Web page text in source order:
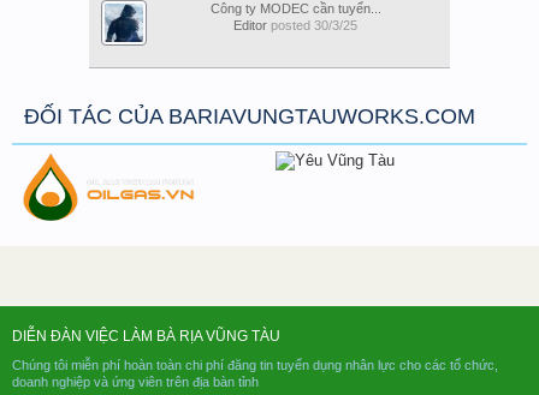
Công ty MODEC cần tuyển...
Editor posted 30/3/25
ĐỐI TÁC CỦA BARIAVUNGTAUWORKS.COM
DIỄN ĐÀN VIỆC LÀM BÀ RỊA VŨNG TÀU
Chúng tôi miễn phí hoàn toàn chi phí đăng tin tuyển dụng nhân lực cho các tổ chức,
doanh nghiệp và ứng viên trên địa bàn tỉnh